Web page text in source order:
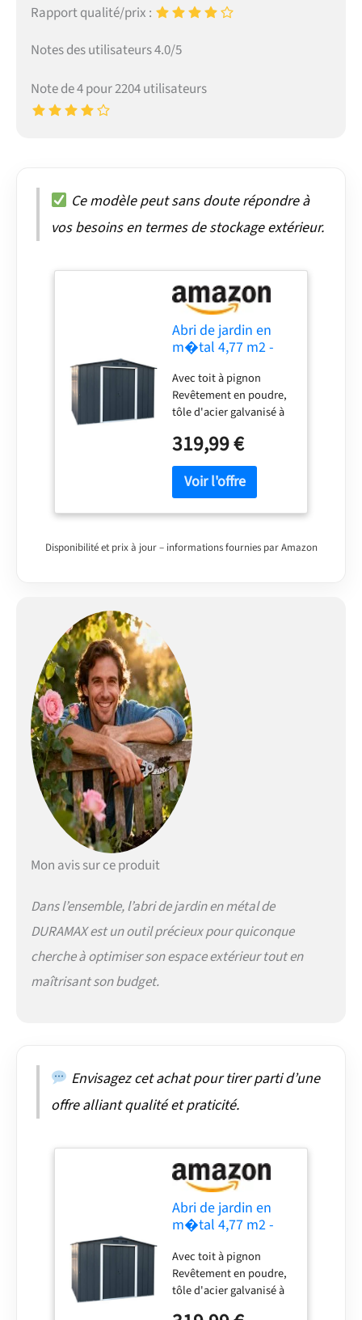
Rapport qualité/prix :
Notes des utilisateurs 4.0/5
Note de 4 pour 2204 utilisateurs
Ce modèle peut sans doute répondre à
vos besoins en termes de stockage extérieur.
Abri de jardin en
m�tal 4,77 m2 -
d'ancrage inclus -
Gris anthracite
Avec toit à pignon
Revêtement en poudre,
tôle d'acier galvanisé à
coulissantes Épaisseur
paroi : environ 0,26 mm
& intérieure mural
hauteur : 164,8 cm Sans
plaque de fond
319,99 €
Disponibilité et prix à jour – informations fournies par Amazon
Mon avis sur ce produit
Dans l’ensemble, l’abri de jardin en métal de
DURAMAX est un outil précieux pour quiconque
cherche à optimiser son espace extérieur tout en
maîtrisant son budget.
Envisagez cet achat pour tirer parti d’une
offre alliant qualité et praticité.
Abri de jardin en
m�tal 4,77 m2 -
d'ancrage inclus -
Gris anthracite
Avec toit à pignon
Revêtement en poudre,
tôle d'acier galvanisé à